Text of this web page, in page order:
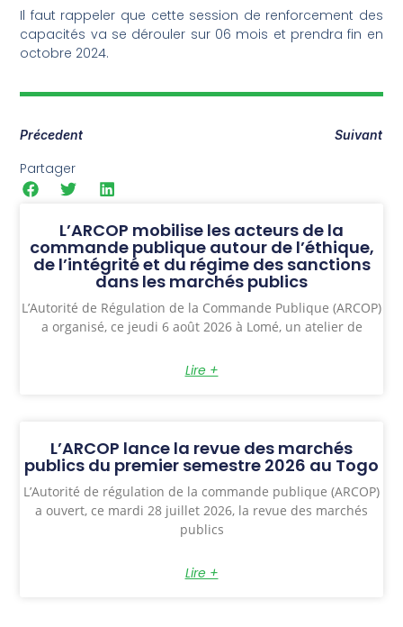
Il faut rappeler que cette session de renforcement des
capacités va se dérouler sur 06 mois et prendra fin en
octobre 2024.
Précedent Suivant
Partager
L’ARCOP mobilise les acteurs de la
commande publique autour de l’éthique,
de l’intégrité et du régime des sanctions
dans les marchés publics
L’Autorité de Régulation de la Commande Publique (ARCOP)
a organisé, ce jeudi 6 août 2026 à Lomé, un atelier de
Lire +
L’ARCOP lance la revue des marchés
publics du premier semestre 2026 au Togo
L’Autorité de régulation de la commande publique (ARCOP)
a ouvert, ce mardi 28 juillet 2026, la revue des marchés
publics
Lire +